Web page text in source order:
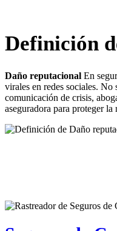
Definición
Daño reputacional En
virales en redes sociales.
comunicación de crisis,
aseguradora para proteger